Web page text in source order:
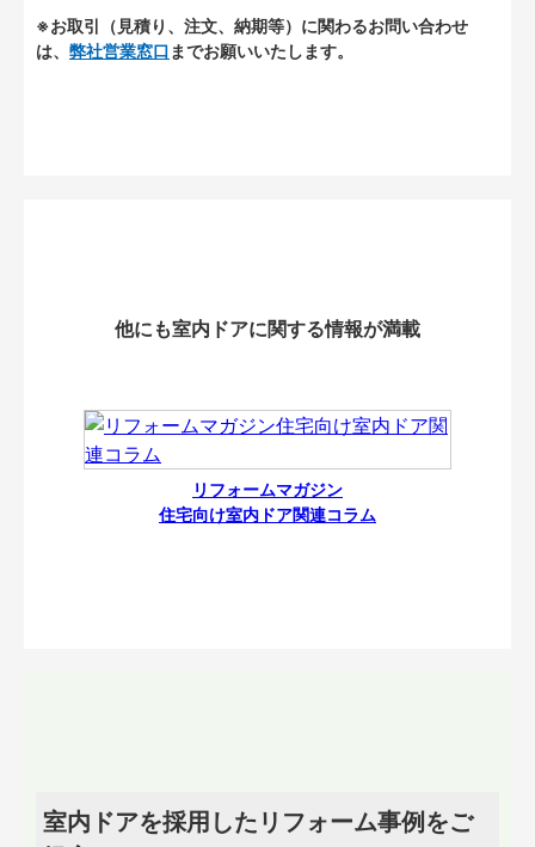
※お取引（見積り、注文、納期等）に関わるお問い合わせ
は、 弊社営業窓口 までお願いいたします。
他にも室内ドアに関する情報が満載
リフォームマガジン
住宅向け室内ドア関連コラム
室内ドアを採用したリフォーム事例をご